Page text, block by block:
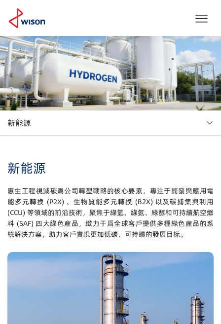
新能源
新能源
惠生工程視減碳爲公司轉型戰略的核心要素，專注于開發與應用電
能多元轉換 (P2X) 、生物質能多元轉換 (B2X) 以及碳捕集與利用
(CCU) 等領域的前沿技術，聚焦于綠氫、綠氨、綠醇和可持續航空燃
料 (SAF) 四大綠色産品，緻力于爲全球客戶提供多種綠色産品的系
統解決方案，助力客戶實現更加低碳、可持續的發展目标。